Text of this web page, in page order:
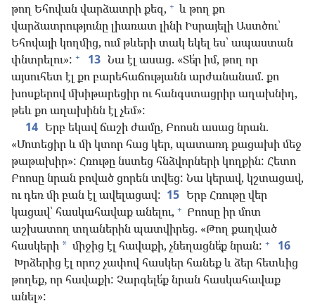
թող Եհովան վարձատրի քեզ, + և թող քո
վարձատրությունը լիառատ լինի Իսրայելի Աստծու՝
Եհովայի կողմից, ում թևերի տակ եկել ես՝ ապաստան
փնտրելու»: + 13 Նա էլ ասաց. «Տե՛ր իմ, թող որ
այսուհետ էլ քո բարեհաճությանն արժանանամ. քո
խոսքերով մխիթարեցիր ու հանգստացրիր աղախնիդ,
թեև քո աղախինն էլ չեմ»:
14 Երբ եկավ ճաշի ժամը, Բոոսն ասաց նրան.
«Մոտեցիր և մի կտոր հաց կեր, պատառդ քացախի մեջ
թաթախիր»: Հռութը նստեց հնձվորների կողքին: Հետո
Բոոսը նրան բոված ցորեն տվեց: Նա կերավ, կշտացավ,
ու դեռ մի բան էլ ավելացավ: 15 Երբ Հռութը վեր
կացավ՝ հասկահավաք անելու, + Բոոսը իր մոտ
աշխատող տղաներին պատվիրեց. «Թող քաղված
հասկերի * միջից էլ հավաքի, չնեղացնե՛ք նրան: +
16
Խրձերից էլ որոշ չափով հասկեր հանեք և ձեր հետևից
թողեք, որ հավաքի: Չարգելե՛ք նրան հասկահավաք
անել»: